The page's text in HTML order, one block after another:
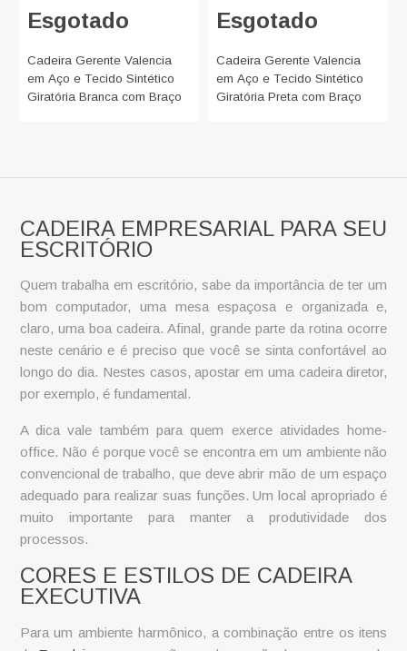
Esgotado
Cadeira Gerente Valencia
em Aço e Tecido Sintético
Giratória Branca com Braço
Esgotado
Cadeira Gerente Valencia
em Aço e Tecido Sintético
Giratória Preta com Braço
CADEIRA EMPRESARIAL PARA SEU
ESCRITÓRIO
Quem trabalha em escritório, sabe da importância de ter um
bom computador, uma mesa espaçosa e organizada e,
claro, uma boa cadeira. Afinal, grande parte da rotina ocorre
neste cenário e é preciso que você se sinta confortável ao
longo do dia. Nestes casos, apostar em uma cadeira diretor,
por exemplo, é fundamental.
A dica vale também para quem exerce atividades home-
office. Não é porque você se encontra em um ambiente não
convencional de trabalho, que deve abrir mão de um espaço
adequado para realizar suas funções. Um local apropriado é
muito importante para manter a produtividade dos
processos.
CORES E ESTILOS DE CADEIRA
EXECUTIVA
Para um ambiente harmônico, a combinação entre os itens